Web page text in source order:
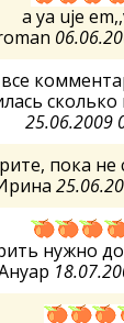
a ya uje
сколько
25.06.2009
пока не
нужно